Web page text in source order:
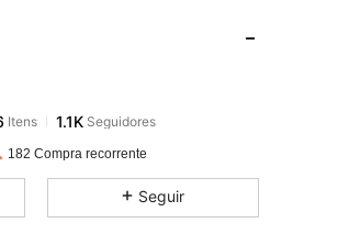
1 dia atrás
182 Compra recorrente
Seguir